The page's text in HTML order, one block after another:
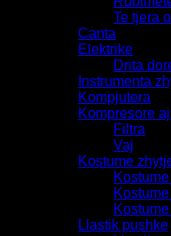
Te tjera
Canta
Elektrike
Drita
Instrumenta
Kompjutera
Kompresore
Filtra
Vaj
Kostume
Llastik pushke